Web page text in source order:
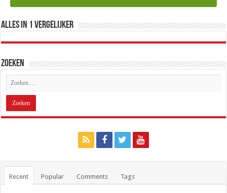
Alles in 1 Vergelijker
Zoeken
Recent Popular Comments Tags